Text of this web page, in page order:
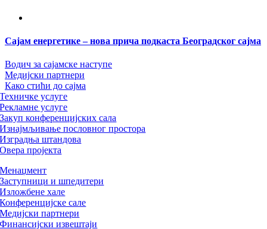
Сајам енергетике – нова прича подкаста Београдског сајма
Водич за сајамске наступе
Медијски партнери
Како стићи до сајма
Техничке услуге
Рекламне услуге
Закуп конференцијских сала
Изнајмљивање пословног простора
Изградња штандова
Овера пројекта
Менаџмент
Заступници и шпедитери
Изложбене хале
Конференцијске сале
Медијски партнери
Финансијски извештаји